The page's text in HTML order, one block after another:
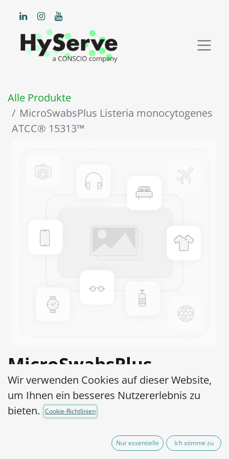
Alle Produkte
MicroSwabsPlus Listeria monocytogenes
ATCC® 15313™
MicroSwabsPlus
Listeria
monocytogenes ATCC®
MS2L0150010
Wir verwenden Cookies auf dieser Website,
um Ihnen ein besseres Nutzererlebnis zu
bieten.
Cookie-Richtlinien
Nur essentielle Ich stimme zu